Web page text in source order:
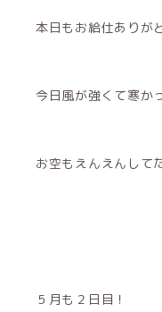
本日もお給仕ありが
今日風が強くて寒か
お空もえんえんして
５月も２日目！